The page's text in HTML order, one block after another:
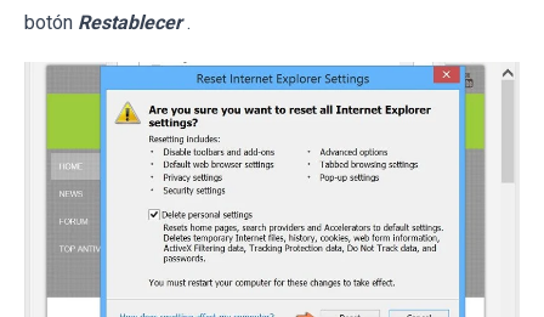
botón Restablecer .